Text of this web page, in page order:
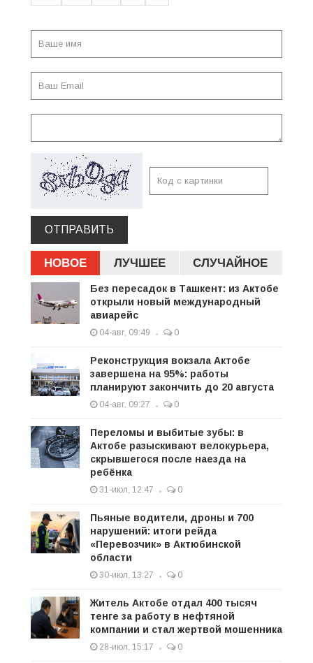
ОТПРАВИТЬ
НОВОЕ ЛУЧШЕЕ СЛУЧАЙНОЕ
Без пересадок в Ташкент: из Актобе
открыли новый международный
авиарейс
04-авг, 09:49 0
Реконструкция вокзала Актобе
завершена на 95%: работы
планируют закончить до 20 августа
04-авг, 09:27 0
Переломы и выбитые зубы: в
Актобе разыскивают велокурьера,
скрывшегося после наезда на
ребёнка
31-июл, 12:47 0
Пьяные водители, дроны и 700
нарушений: итоги рейда
«Перевозчик» в Актюбинской
области
30-июл, 13:27 0
Житель Актобе отдал 400 тысяч
тенге за работу в нефтяной
компании и стал жертвой мошенника
28-июл, 15:17 0